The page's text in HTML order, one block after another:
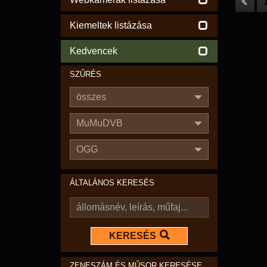
Kiemeltek listázása
Kedvencek
SZŰRÉS
összes
MuMuDVB
OGG
ÁLTALÁNOS KERESÉS
KERESÉS